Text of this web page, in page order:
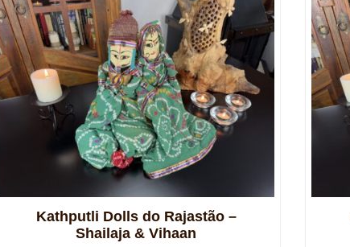
Kathputli Dolls do Rajastão –
Shailaja & Vihaan